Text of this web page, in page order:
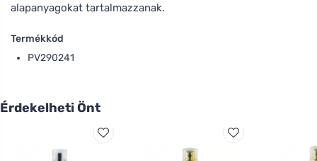
alapanyagokat tartalmazzanak.
Termékkód
PV290241
Érdekelheti Önt